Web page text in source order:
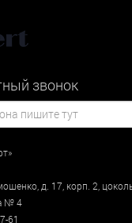
звонок
д. 17, корп. 2,
№ 4
61